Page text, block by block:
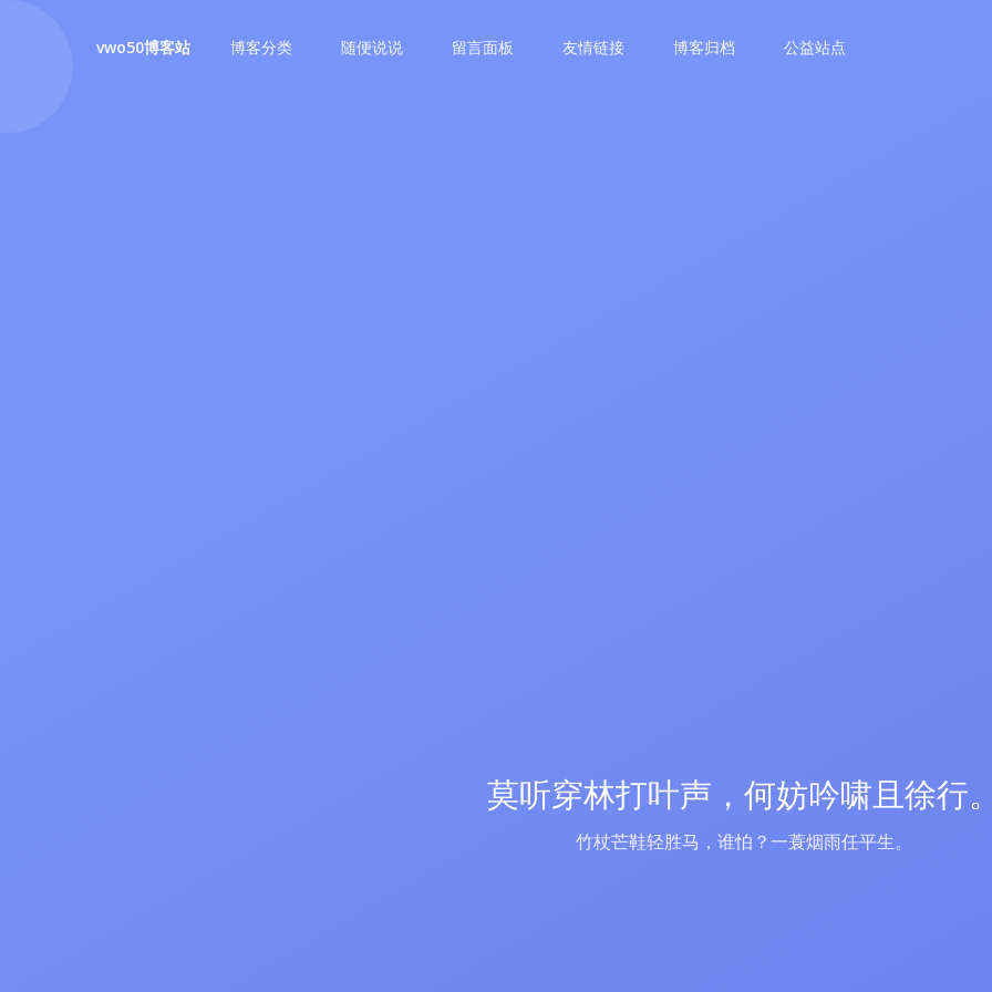
vwo50博客站 博客分类 随便说说 留言面板 友情链接 博客归档 公益站点
莫听穿林打叶声，何妨吟啸且徐行
竹杖芒鞋轻胜马，谁怕？一蓑烟雨任平生。